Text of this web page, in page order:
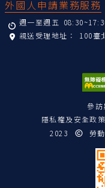
外國人申請業務服務
週一至週五
親送受理地址： 100臺
參
隱私權及安全政策
2023
勞